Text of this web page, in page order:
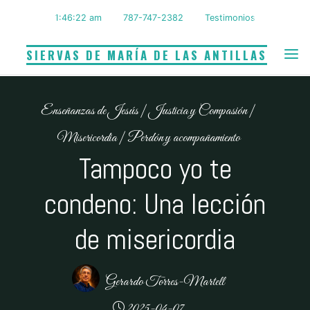
contenidoSIERVAS DE MARÍA DE LAS ANTILLAS
1:46:23 am 787-747-2382 Testimonios
Enseñanzas de Jesús|Justicia y Compasión|
Misericordia|Perdón y acompañamiento
Tampoco yo te
condeno: Una lección
de misericordia
Gerardo Torres-Martell